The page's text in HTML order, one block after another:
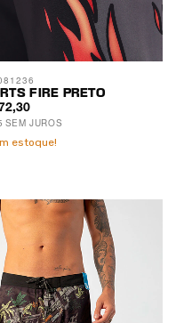
FIRE PRETO
SEM JUROS
estoque!